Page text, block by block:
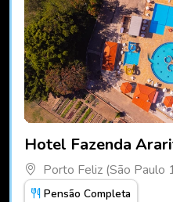
Hotel Fazenda
Porto Feliz (São Paulo
Pensão Completa